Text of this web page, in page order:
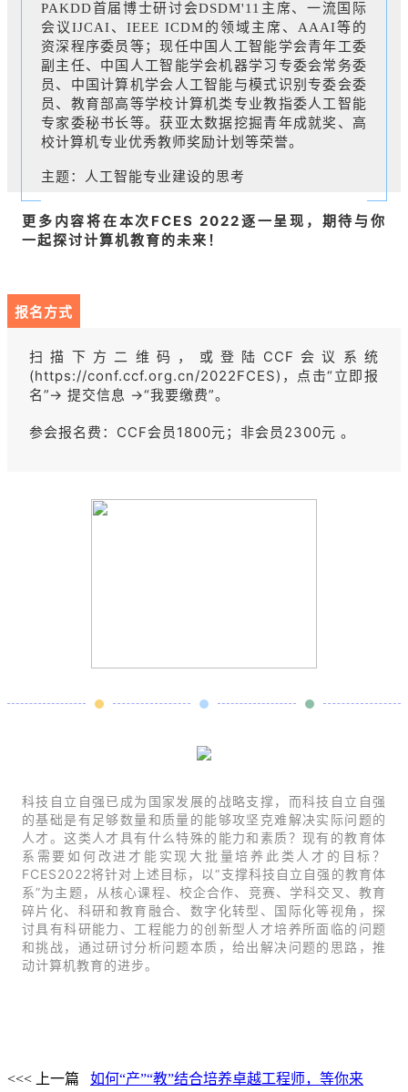
PAKDD首届博士研讨会DSDM'11主席、一流国际
会议IJCAI、IEEE ICDM的领域主席、AAAI等的
资深程序委员等；现任中国人工智能学会青年工委
副主任、中国人工智能学会机器学习专委会常务委
员、中国计算机学会人工智能与模式识别专委会委
员、教育部高等学校计算机类专业教指委人工智能
专家委秘书长等。获亚太数据挖掘青年成就奖、高
校计算机专业优秀教师奖励计划等荣誉。
主题：人工智能专业建设的思考
更多内容将在本次FCES 2022逐一呈现，期待与你
一起探讨计算机教育的未来！
报名方式
扫描下方二维码，或登陆CCF会议系统
(https://conf.ccf.org.cn/2022FCES)，点击“立即报
名”→ 提交信息 →“我要缴费”。
参会报名费：CCF会员1800元；非会员2300元 。
科技自立自强已成为国家发展的战略支撑，而科技自立自强
的基础是有足够数量和质量的能够攻坚克难解决实际问题的
人才。这类人才具有什么特殊的能力和素质？现有的教育体
系需要如何改进才能实现大批量培养此类人才的目标？
FCES2022将针对上述目标，以“支撑科技自立自强的教育体
系”为主题，从核心课程、校企合作、竞赛、学科交叉、教育
碎片化、科研和教育融合、数字化转型、国际化等视角，探
讨具有科研能力、工程能力的创新型人才培养所面临的问题
和挑战，通过研讨分析问题本质，给出解决问题的思路，推
动计算机教育的进步。
<<< 上一篇
如何“产”“教”结合培养卓越工程师，等你来